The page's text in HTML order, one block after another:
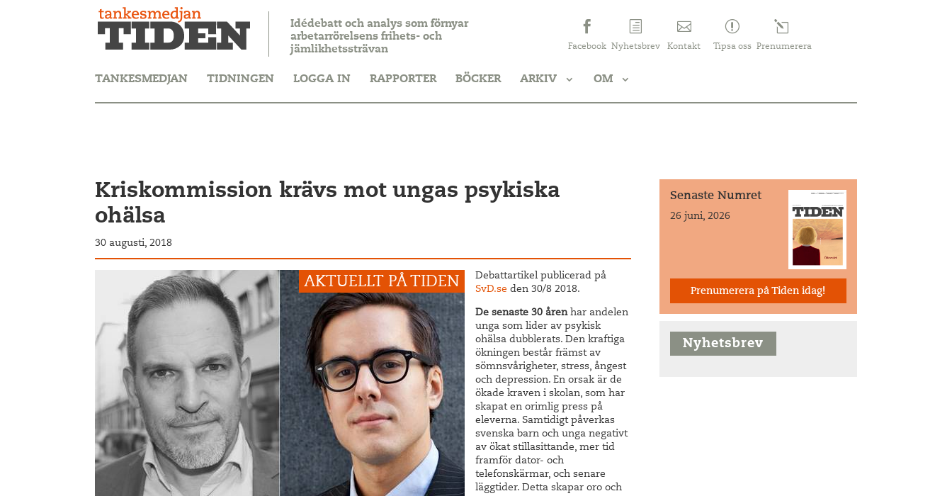
Idédebatt och analys som förnyar
arbetarrörelsens frihets- och
jämlikhetssträvan
Facebook Nyhetsbrev Kontakt Tipsa oss Prenumerera
TANKESMEDJAN TIDNINGEN LOGGA IN RAPPORTER BÖCKER ARKIV OM
Kriskommission krävs mot ungas psykiska
ohälsa
30 augusti, 2018
Debattartikel publicerad på
SvD.se den 30/8 2018.
De senaste 30 årenhar andelen
unga som lider av psykisk
ohälsa dubblerats. Den kraftiga
ökningen består främst av
sömnsvårigheter, stress, ångest
och depression. En orsak är de
ökade kraven i skolan, som har
skapat en orimlig press på
eleverna. Samtidigt påverkas
svenska barn och unga negativt
av ökat stillasittande, mer tid
framför dator- och
telefonskärmar, och senare
läggtider. Detta skapar oro och
Senaste Numret
26 juni, 2026
Prenumerera på Tiden idag!
Nyhetsbrev